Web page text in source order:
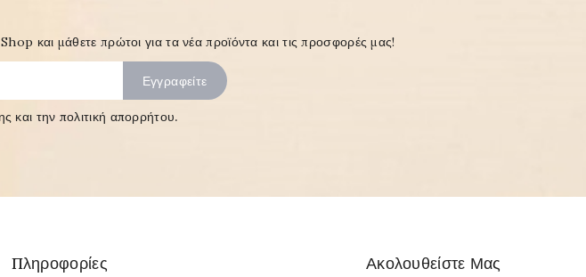
και μάθετε πρώτοι για τα νέα προϊόντα και τις προσφορές μας!
και την πολιτική απορρήτου.
Ακολουθείστε Μας
Πληροφορίες